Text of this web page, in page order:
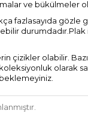
ve bükülmeler
fazlasayıda
çizikler olabilir.
olarak